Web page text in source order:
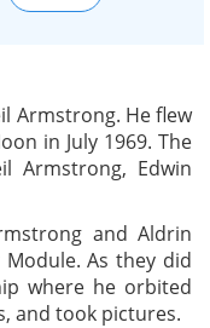
Armstrong. He flew
in July 1969. The
Armstrong, Edwin
and Aldrin
As they did
where he orbited
and took pictures.